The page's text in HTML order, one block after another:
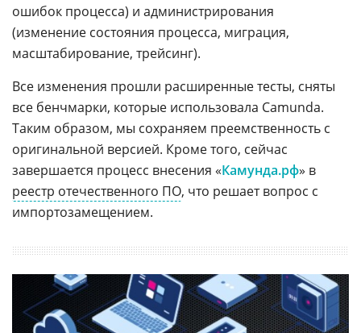
ошибок процесса) и администрирования
(изменение состояния процесса, миграция,
масштабирование, трейсинг).
Все изменения прошли расширенные тесты, сняты
все бенчмарки, которые использовала Camunda.
Таким образом, мы сохраняем преемственность с
оригинальной версией. Кроме того, сейчас
завершается процесс внесения «Камунда.рф» в
реестр отечественного ПО, что решает вопрос с
импортозамещением.